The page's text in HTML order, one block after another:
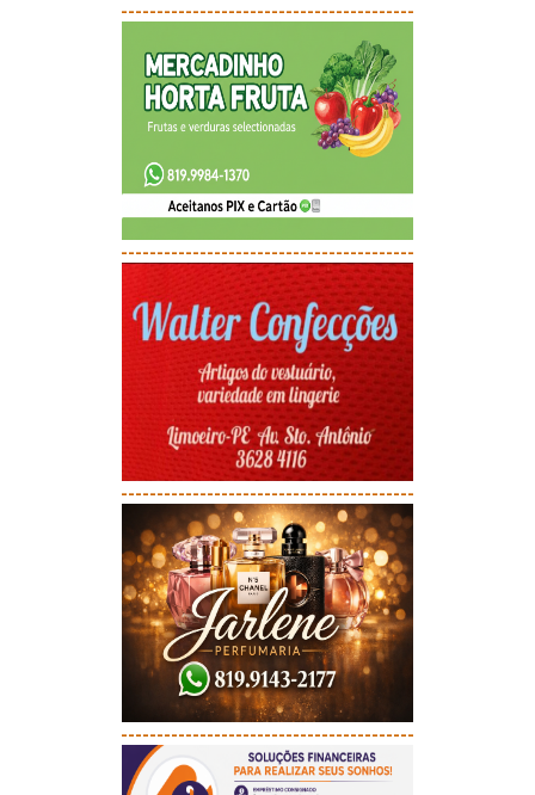
-----------------------------------------
-----------------------------------------
-----------------------------------------
-----------------------------------------